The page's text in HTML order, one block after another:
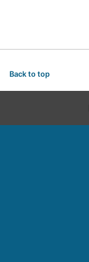
Back to top